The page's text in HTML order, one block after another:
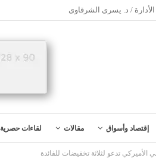
/ د. يسرى الشرقاوى
إقتصاد وأسواق مقالات لقاءات حصرية
الأميركي تدعو لثلاثة تخفيضات للفائدة